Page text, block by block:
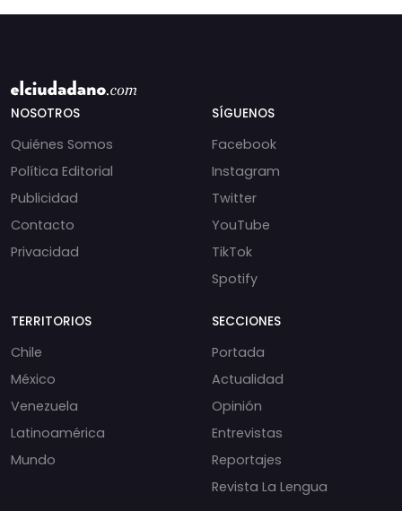
NOSOTROS
Quiénes Somos
Política Editorial
Publicidad
Contacto
Privacidad
SÍGUENOS
Facebook
Instagram
Twitter
YouTube
TikTok
Spotify
TERRITORIOS
Chile
México
Venezuela
Latinoamérica
Mundo
SECCIONES
Portada
Actualidad
Opinión
Entrevistas
Reportajes
Revista La Lengua